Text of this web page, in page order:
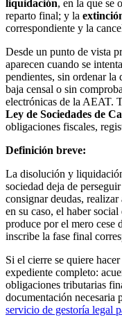
liquidación, en la que se
reparto final; y la
correspondiente y la
Desde un punto de vista
aparecen cuando se
pendientes, sin ordenar la
baja censal o sin
electrónicas de la AEAT.
Ley de Sociedades de
obligaciones fiscales,
Definición breve:
La disolución y
sociedad deja de
consignar deudas,
en su caso, el haber
produce por el mero cese
inscribe la fase final
Si el cierre se quiere
expediente completo:
obligaciones tributarias
documentación necesaria
servicio de gestoría legal